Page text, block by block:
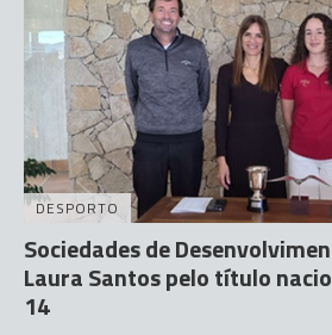
DESPORTO
Sociedades de
Laura Santos pelo título
14